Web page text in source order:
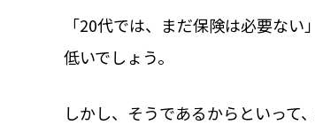
「20代では、まだ保険は必要な
低いでしょう。
しかし、そうであるからといって